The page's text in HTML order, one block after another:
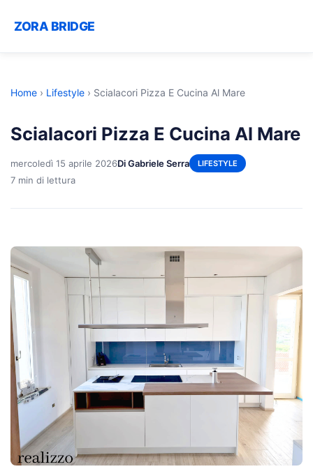
ZORA BRIDGE
Home › Lifestyle › Scialacori Pizza E Cucina Al Mare
Scialacori Pizza E Cucina Al Mare
mercoledì 15 aprile 2026Di Gabriele Serra LIFESTYLE
7 min di lettura